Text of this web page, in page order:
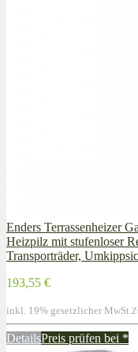
Enders Terrassenheizer
Heizpilz mit stufenloser
Transporträder,
193,55 €
inkl. 19% gesetzlicher MwSt.
DetailsPreis prüfen bei *